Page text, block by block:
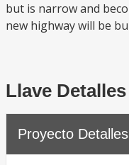
but is narrow and
new highway will be
Llave Detalles
Proyecto Detalles